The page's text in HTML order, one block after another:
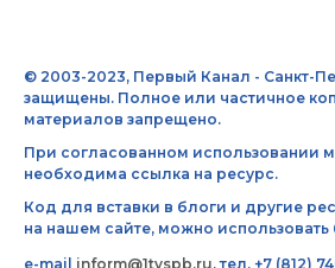
© 2003-2023, Первый Канал - Санкт-
защищены. Полное или частичное
материалов запрещено.
При согласованном использовании
необходима ссылка на ресурс.
Код для вставки в блоги и другие
на нашем сайте, можно использовать
e-mail inform@1tvspb.ru, тел. +7 (812)